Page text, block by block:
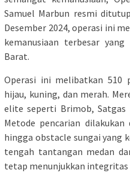
Samuel Marbun resmi
Desember 2024, operasi ini
kemanusiaan terbesar
Barat.
Operasi ini melibatkan 510
hijau, kuning, dan merah.
elite seperti Brimob, Satgas
Metode pencarian
hingga obstacle sungai yang
tengah tantangan medan
tetap menunjukkan